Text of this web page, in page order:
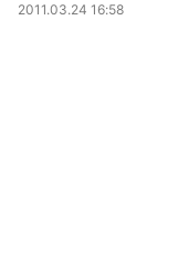
2011.03.24 16:58